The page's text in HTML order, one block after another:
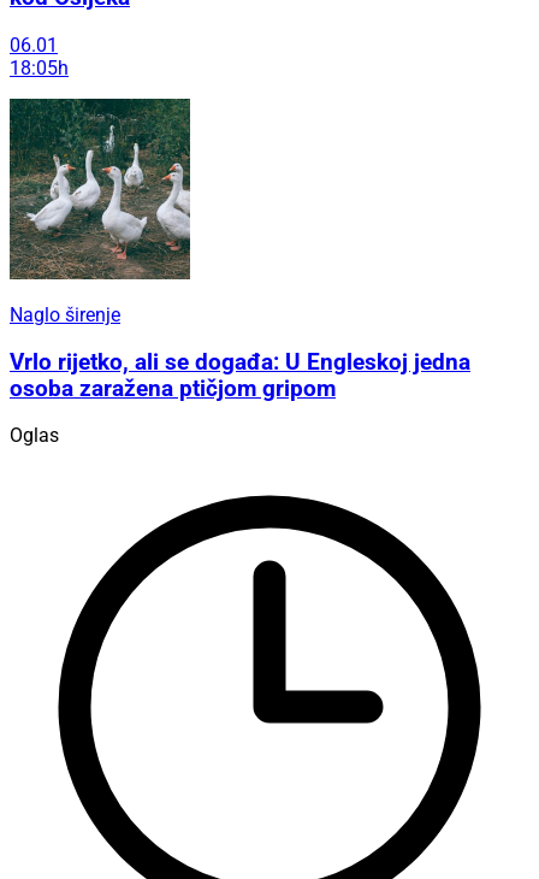
06.01
18:05h
Naglo širenje
Vrlo rijetko, ali se događa: U Engleskoj jedna
osoba zaražena ptičjom gripom
Oglas